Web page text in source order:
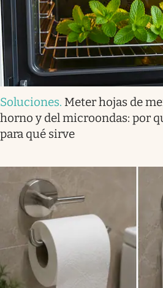
Soluciones. Meter hojas de
horno y del microondas: por
para qué sirve